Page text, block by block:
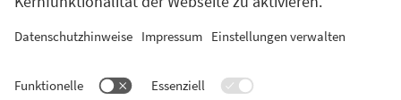
Gesellschaft in unserer Region zu einer
Community, die mit ihrer Innovationskraft die